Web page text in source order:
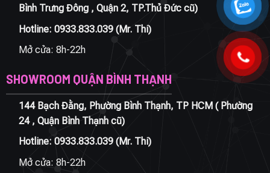
Bình Trưng Đông , Quận 2, TP.Thủ Đức cũ)
Hotline: 0933.833.039(Mr. Thi)
Mở cửa: 8h-22h
SHOWROOM QUẬN BÌNH THẠNH
144 Bạch Đằng, Phường Bình Thạnh, TP HCM ( Phường
24 , Quận Bình Thạnh cũ)
Hotline: 0933.833.039(Mr. Thi)
Mở cửa: 8h-22h